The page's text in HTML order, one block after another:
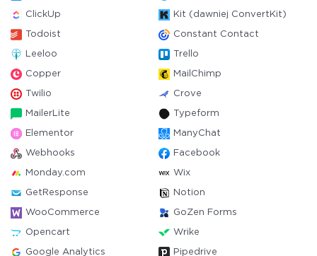
ClickUp Kit (dawniej ConvertKit)
Todoist Constant Contact
Leeloo Trello
Copper MailChimp
Twilio Crove
MailerLite Typeform
Elementor ManyChat
Webhooks Facebook
Monday.com Wix
GetResponse Notion
WooCommerce GoZen Forms
Opencart Wrike
Google Analytics Pipedrive